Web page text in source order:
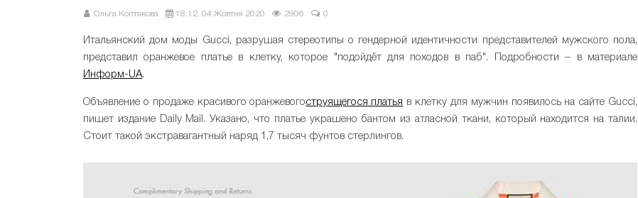
Ольга Коптякова 18:12, 04 Жовтня 2020 2906 0
Итальянский дом моды Gucci, разрушая стереотипы о гендерной идентичности представителей мужского пола,
представил оранжевое платье в клетку, которое "подойдёт для походов в паб". Подробности – в материале
Информ-UA.
Объявление о продаже красивого оранжевогоструящегося платья в клетку для мужчин появилось на сайте Gucci,
пишет издание Daily Mail. Указано, что платье украшено бантом из атласной ткани, который находится на талии.
Стоит такой экстравагантный наряд 1,7 тысяч фунтов стерлингов.